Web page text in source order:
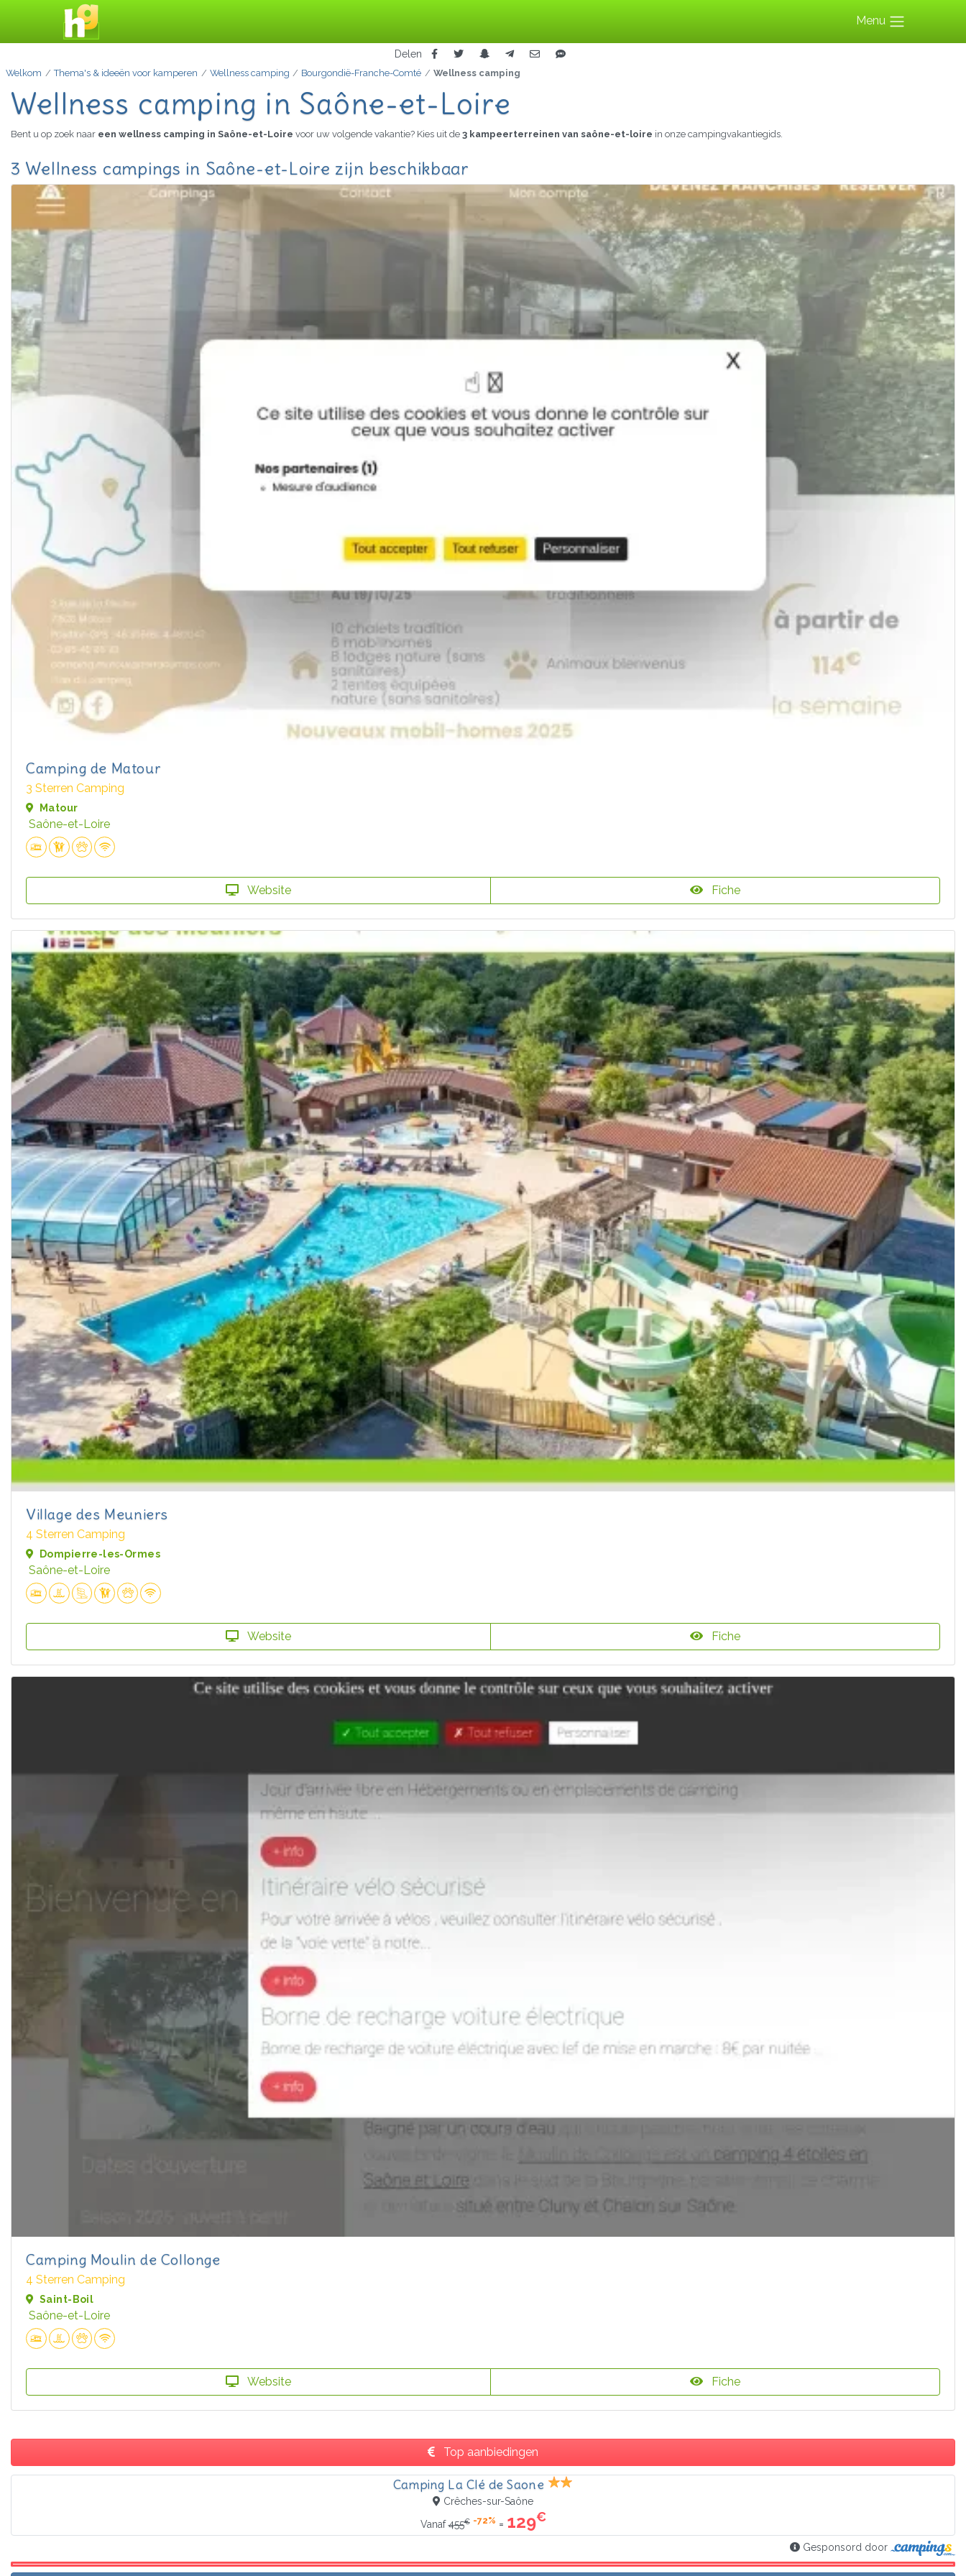
Menu
Delen
Welkom Thema's & ideeën voor kamperen Wellness camping Bourgondië-Franche-Comté Wellness camping
Wellness camping in Saône-et-Loire
Bent u op zoek naar een wellness camping in Saône-et-Loire voor uw volgende vakantie? Kies uit de 3 kampeerterreinen van saône-et-loire in onze campingvakantiegids.
3 Wellness campings in Saône-et-Loire zijn beschikbaar
Camping de Matour
3 Sterren Camping
Matour
Saône-et-Loire
Website Fiche
Village des Meuniers
4 Sterren Camping
Dompierre-les-Ormes
Saône-et-Loire
Website Fiche
Camping Moulin de Collonge
4 Sterren Camping
Saint-Boil
Saône-et-Loire
Website Fiche
Top aanbiedingen
Camping La Clé de Saone
Crêches-sur-Saône
Vanaf455€ -72% = 129€
Gesponsord door